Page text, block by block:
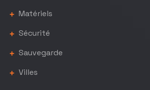
Matériels
Sécurité
Sauvegarde
Villes